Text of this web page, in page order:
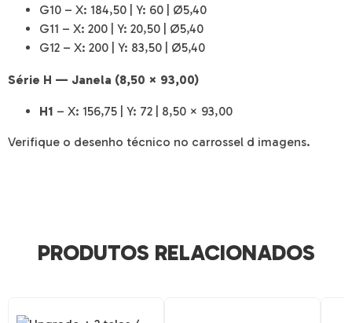
G10 – X: 184,50 | Y: 60 | Ø5,40
G11 – X: 200 | Y: 20,50 | Ø5,40
G12 – X: 200 | Y: 83,50 | Ø5,40
Série H — Janela (8,50 × 93,00)
H1 – X: 156,75 | Y: 72 | 8,50 × 93,00
Verifique o desenho técnico no carrossel d imagens.
PRODUTOS RELACIONADOS